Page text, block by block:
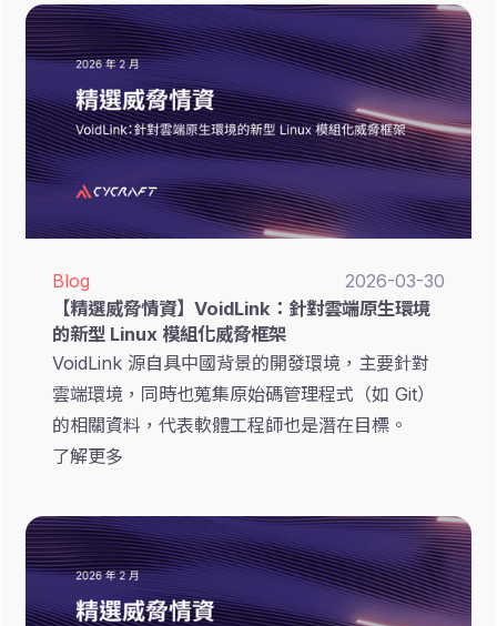
Blog
2026-03-30
【精選威脅情資】VoidLink：針對雲端原生環境
的新型 Linux 模組化威脅框架
VoidLink 源自具中國背景的開發環境，主要針對
雲端環境，同時也蒐集原始碼管理程式（如 Git）
的相關資料，代表軟體工程師也是潛在目標。
了解更多